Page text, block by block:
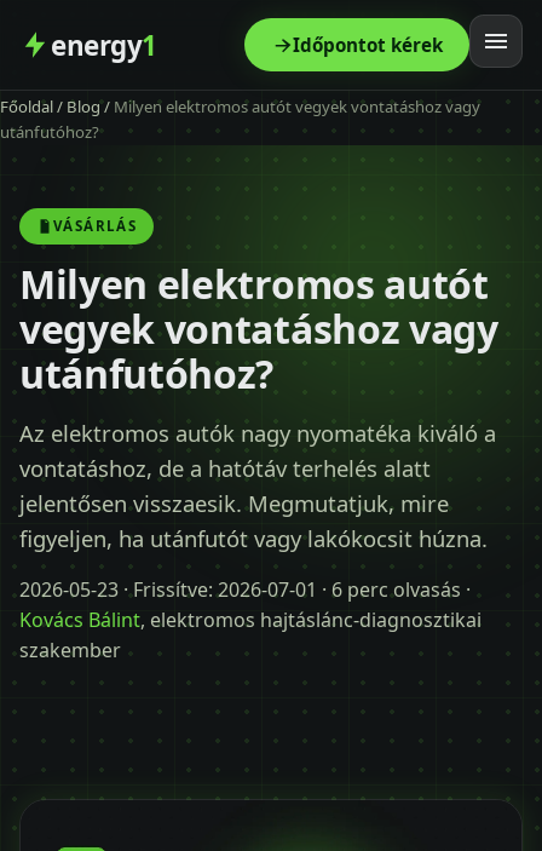
energy1 Időpontot kérek
Főoldal
Szolgáltatás
Modellek
Kapcsolat
Blog
Időpontot kérek
+36 30 680 7511
Főoldal/ Blog/ Milyen elektromos autót vegyek vontatáshoz vagy
utánfutóhoz?
VÁSÁRLÁS
Milyen elektromos autót
vegyek vontatáshoz vagy
utánfutóhoz?
Az elektromos autók nagy nyomatéka kiváló a
vontatáshoz, de a hatótáv terhelés alatt
jelentősen visszaesik. Megmutatjuk, mire
figyeljen, ha utánfutót vagy lakókocsit húzna.
2026-05-23 · Frissítve:2026-07-01 · 6 perc olvasás ·
Kovács Bálint, elektromos hajtáslánc-diagnosztikai
szakember